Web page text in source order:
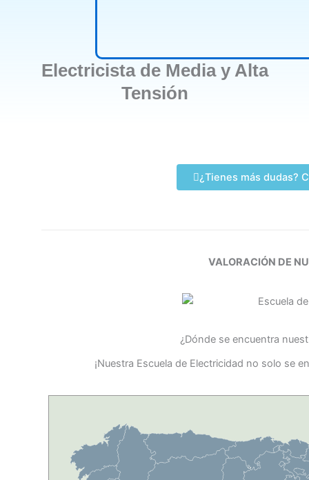
Electricista de Media y Alta
Tensión
¿Tienes más dudas?
VALORACIÓN DE
¿Dónde se encuentra
¡Nuestra Escuela de Electricidad no solo se